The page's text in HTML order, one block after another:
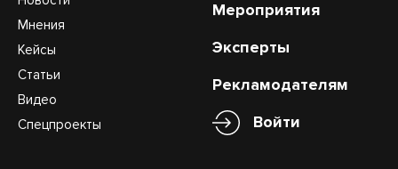
Мнения
Кейсы
Статьи
Видео
Спецпроекты
Мероприятия
Эксперты
Рекламодателям
Войти